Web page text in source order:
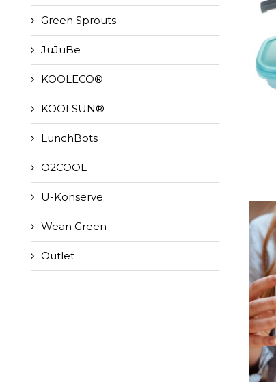
Green Sprouts
JuJuBe
KOOLECO®
KOOLSUN®
LunchBots
O2COOL
U-Konserve
Wean Green
Outlet